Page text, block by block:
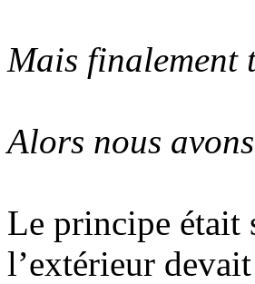
Mais finalement
Alors nous
Le principe était
l’extérieur